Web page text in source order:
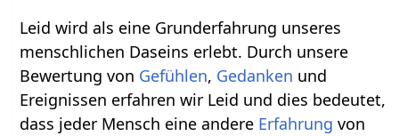
Leid wird als eine Grunderfahrung unseres
menschlichen Daseins erlebt. Durch unsere
Bewertung von Gefühlen, Gedanken und
Ereignissen erfahren wir Leid und dies bedeutet,
dass jeder Mensch eine andere Erfahrung von